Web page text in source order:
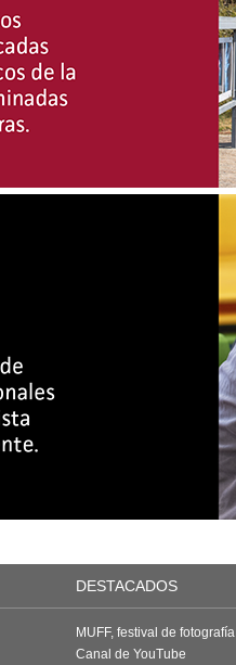
DESTACADOS
MUFF, festival de fotografía
Canal de YouTube